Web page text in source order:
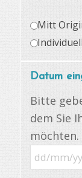
Mitt
Datum
Bitte
dem Sie
möchten.